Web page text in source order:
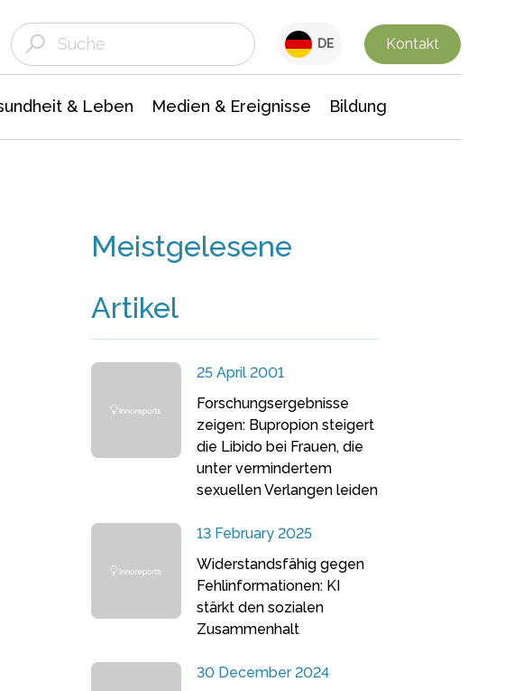
DE Kontakt
& Leben Medien & Ereignisse Bildung
Meistgelesene
Artikel
25 April 2001
Forschungsergebnisse
zeigen: Bupropion steigert
die Libido bei Frauen, die
unter vermindertem
sexuellen Verlangen leiden
13 February 2025
Widerstandsfähig gegen
Fehlinformationen: KI
stärkt den sozialen
Zusammenhalt
30 December 2024